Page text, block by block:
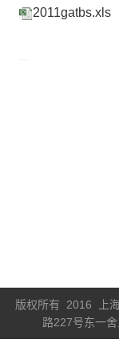
2011gatbs.xls
版权所有 2016 上
路227号东一